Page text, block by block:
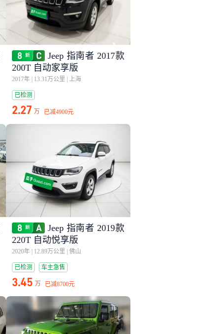
Jeep 指南者 2017款
200T 自动家享版
2017年 13.31万公里 上海
已检测
2.27 万 已减4900元
Jeep 指南者 2019款
220T 自动悦享版
2020年 12.89万公里 佛山
已检测 车主急售
3.45 万 已减8700元